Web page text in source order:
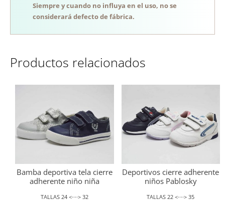
Siempre y cuando no influya en el uso, no se
considerará defecto de fábrica.
Productos relacionados
Bamba deportiva tela cierre
adherente niño niña
TALLAS 24 <····> 32
Deportivos cierre adherente
niños Pablosky
TALLAS 22 <····> 35